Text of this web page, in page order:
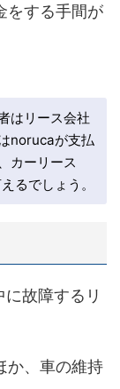
をする手間が
はリース会社
norucaが支払
カーリース
るでしょう。
故障するリ
か、車の維持